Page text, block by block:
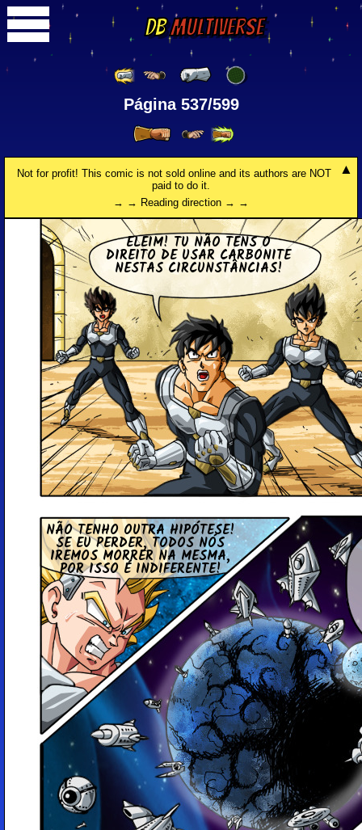
DBMultiverse
Página 537/599
Not for profit! This comic is not sold online and its authors are NOT
paid to do it.
→ → Reading direction → →
ELEIM! TU NÃO TENS O
DIREITO DE USAR CAR­BO­NITE
NESTAS CIR­CUNS­TÂN­CIAS!
NÃO TENHO OUTRA HI­PÓ­TESE!
SE EU PERDER, TODOS NÓS
IREMOS MORRER NA MESMA,
POR ISSO É IN­DI­FE­RENTE!